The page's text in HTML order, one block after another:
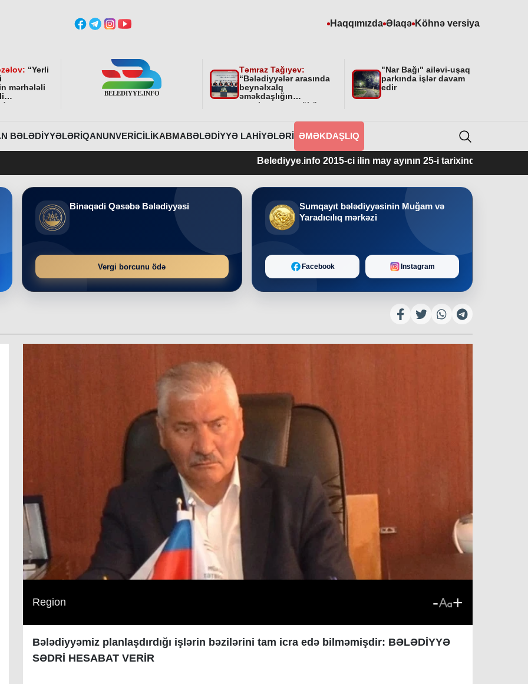
Haqqımızda Əlaqə Köhnə versiya
“Yerli
mərhələli
”
Təmraz Tağıyev:
“Bələdiyyələr arasında
beynəlxalq
əməkdaşlığın
qurulmasının mühüm
"Nar Bağı" ailəvi-uşaq
parkında işlər davam
edir
BƏLƏDIYYƏLƏRIQANUNVERICILIKABMABƏLƏDIYYƏ LAHIYƏLƏRI ƏMƏKDAŞLIQ
Belediyye.info 2015-ci ilin may ayının 25-i tarixindən fəaliyyətdədir.
Binəqədi Qəsəbə Bələdiyyəsi
Vergi borcunu ödə
Sumqayıt bələdiyyəsinin Muğam və
Yaradıcılıq mərkəzi
Facebook Instagram
Region - +
Bələdiyyəmiz planlaşdırdığı işlərin bəzilərini tam icra edə bilməmişdir: BƏLƏDİYYƏ
SƏDRİ HESABAT VERİR